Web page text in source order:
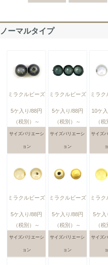
ノーマルタイプ
ミラクルビーズ
5ケ入り/88円
（税別）～
サイズバリエーシ
ョン
ミラクルビーズ
5ケ入り/88円
（税別）～
サイズバリエーシ
ョン
ミラク
10ケ
（
サイズ
ミラクルビーズ
5ケ入り/88円
（税別）～
サイズバリエーシ
ョン
ミラクルビーズ
5ケ入り/88円
（税別）～
サイズバリエーシ
ョン
ミラク
5ケ入
（
サイズ